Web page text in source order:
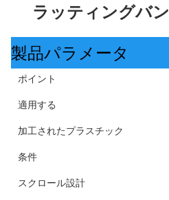
ラッティングバ
製品パラメータ
ポイント
適用する
加工されたプラスチック
条件
スクロール設計